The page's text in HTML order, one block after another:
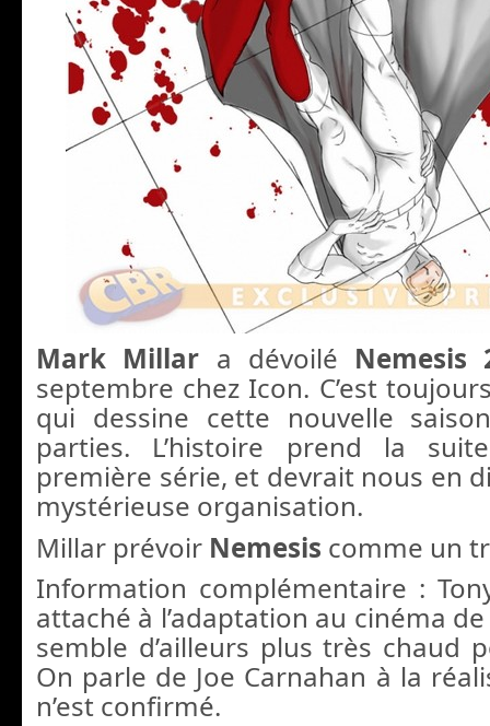
Mark Millar a dévoilé Nemesis
septembre chez Icon. C’est
qui dessine cette nouvelle
parties. L’histoire prend la
première série, et devrait nous en
mystérieuse organisation.
Millar prévoir Nemesis comme un
Information complémentaire :
attaché à l’adaptation au cinéma
semble d’ailleurs plus très chaud
On parle de Joe Carnahan à la
n’est confirmé.